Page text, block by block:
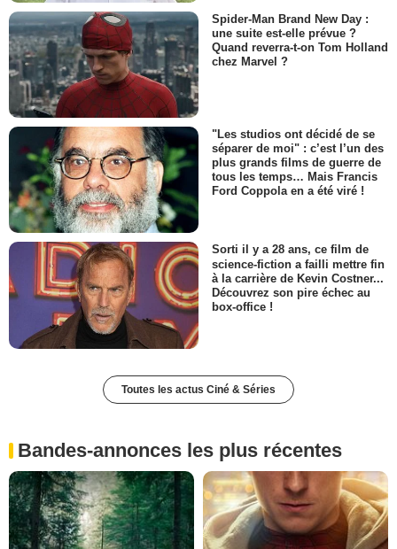
Spider-Man Brand New Day :
une suite est-elle prévue ?
Quand reverra-t-on Tom Holland
chez Marvel ?
"Les studios ont décidé de se
séparer de moi" : c’est l’un des
plus grands films de guerre de
tous les temps… Mais Francis
Ford Coppola en a été viré !
Sorti il y a 28 ans, ce film de
science-fiction a failli mettre fin
à la carrière de Kevin Costner...
Découvrez son pire échec au
box-office !
Toutes les actus Ciné & Séries
Bandes-annonces les plus récentes